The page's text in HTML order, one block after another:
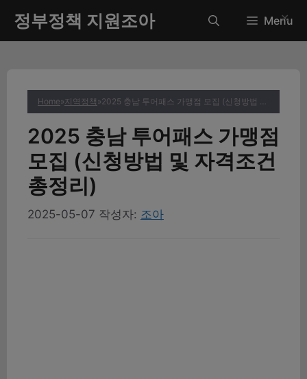
츠
정부정책 지원조아 Menu
Home»지역정책 » 2025 충남 투어패스 가맹점 모집 (신청방법 및 자격조건 총정리)
2025 충남 투어패스 가맹점
모집 (신청방법 및 자격조건
총정리)
2025-05-07 작성자: 조아
✕